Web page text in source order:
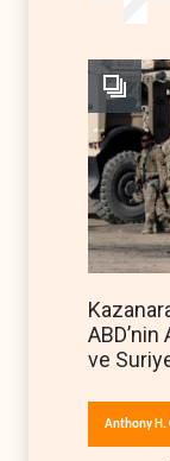
ve
Anthony H.